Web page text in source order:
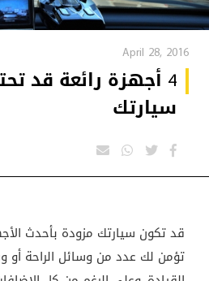
April 28, 2016
4 أجهزة رائعة قد
سيارتك
قد تكون سيارتك مزودة بأحدث
تؤمن لك عدد من وسائل الراحة